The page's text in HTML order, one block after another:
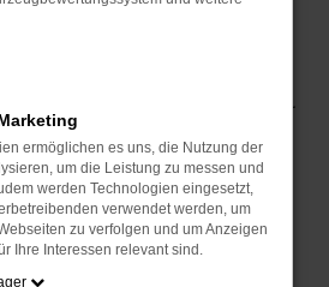
in Rotenburg ist Ihr
wenn es um
Wir bieten Ihnen nicht nur
geprüften Fahrzeugen,
Beratung, damit
Modell finden.
zusätzlichenServices
ermöglichen es uns, die Nutzung der
um die Leistung zu messen und
werden Technologien eingesetzt,
verwendet werden, um
zu verfolgen und um Anzeigen
Ihre Interessen relevant sind.